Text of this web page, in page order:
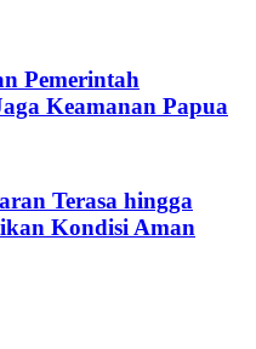
Pemerintah
Keamanan Papua
Terasa hingga
Kondisi Aman